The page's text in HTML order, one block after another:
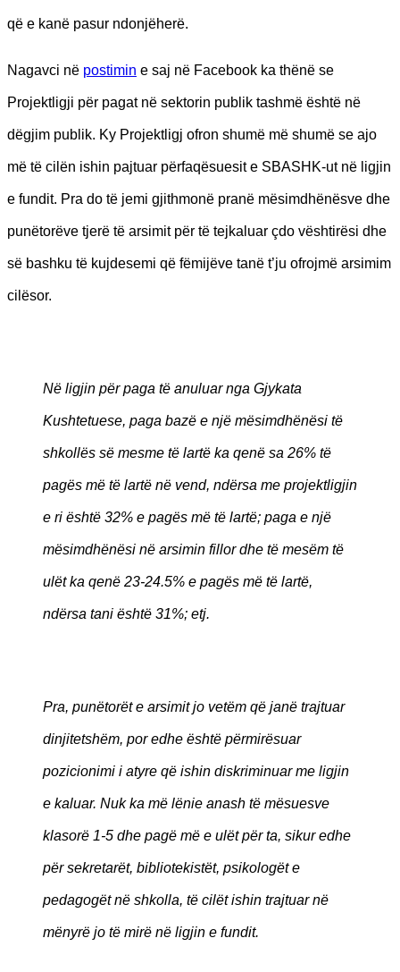
që e kanë pasur ndonjëherë.
Nagavci në postimin e saj në Facebook ka thënë se
Projektligji për pagat në sektorin publik tashmë është në
dëgjim publik. Ky Projektligj ofron shumë më shumë se ajo
më të cilën ishin pajtuar përfaqësuesit e SBASHK-ut në ligjin
e fundit. Pra do të jemi gjithmonë pranë mësimdhënësve dhe
punëtorëve tjerë të arsimit për të tejkaluar çdo vështirësi dhe
së bashku të kujdesemi që fëmijëve tanë t’ju ofrojmë arsimim
cilësor.
Në ligjin për paga të anuluar nga Gjykata
Kushtetuese, paga bazë e një mësimdhënësi të
shkollës së mesme të lartë ka qenë sa 26% të
pagës më të lartë në vend, ndërsa me projektligjin
e ri është 32% e pagës më të lartë; paga e një
mësimdhënësi në arsimin fillor dhe të mesëm të
ulët ka qenë 23-24.5% e pagës më të lartë,
ndërsa tani është 31%; etj.
Pra, punëtorët e arsimit jo vetëm që janë trajtuar
dinjitetshëm, por edhe është përmirësuar
pozicionimi i atyre që ishin diskriminuar me ligjin
e kaluar. Nuk ka më lënie anash të mësuesve
klasorë 1-5 dhe pagë më e ulët për ta, sikur edhe
për sekretarët, bibliotekistët, psikologët e
pedagogët në shkolla, të cilët ishin trajtuar në
mënyrë jo të mirë në ligjin e fundit.